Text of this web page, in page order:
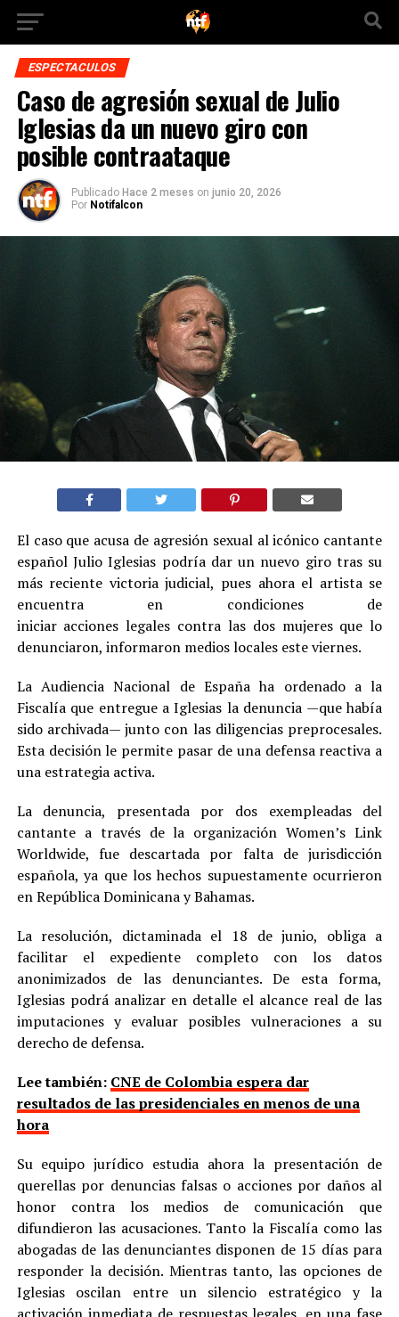
ESPECTACULOS
Caso de agresión sexual de Julio
Iglesias da un nuevo giro con
posible contraataque
Publicado Hace 2 meses on junio 20, 2026
Por Notifalcon
El caso que acusa de agresión sexual al icónico cantante
español Julio Iglesias podría dar un nuevo giro tras su
más reciente victoria judicial, pues ahora el artista se
encuentra en condiciones de
iniciar acciones legales contra las dos mujeres que lo
denunciaron, informaron medios locales este viernes.
La Audiencia Nacional de España ha ordenado a la
Fiscalía que entregue a Iglesias la denuncia —que había
sido archivada— junto con las diligencias preprocesales.
Esta decisión le permite pasar de una defensa reactiva a
una estrategia activa.
La denuncia, presentada por dos exempleadas del
cantante a través de la organización Women’s Link
Worldwide, fue descartada por falta de jurisdicción
española, ya que los hechos supuestamente ocurrieron
en República Dominicana y Bahamas.
La resolución, dictaminada el 18 de junio, obliga a
facilitar el expediente completo con los datos
anonimizados de las denunciantes. De esta forma,
Iglesias podrá analizar en detalle el alcance real de las
imputaciones y evaluar posibles vulneraciones a su
derecho de defensa.
Lee también: CNE de Colombia espera dar
resultados de las presidenciales en menos de una
hora
Su equipo jurídico estudia ahora la presentación de
querellas por denuncias falsas o acciones por daños al
honor contra los medios de comunicación que
difundieron las acusaciones. Tanto la Fiscalía como las
abogadas de las denunciantes disponen de 15 días para
responder la decisión. Mientras tanto, las opciones de
Iglesias oscilan entre un silencio estratégico y la
activación inmediata de respuestas legales, en una fase